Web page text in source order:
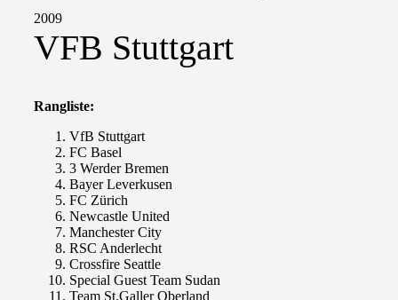
2009
VFB Stuttgart
Rangliste:
VfB Stuttgart
FC Basel
3 Werder Bremen
Bayer Leverkusen
FC Zürich
Newcastle United
Manchester City
RSC Anderlecht
Crossfire Seattle
Special Guest Team Sudan
Team St.Galler Oberland